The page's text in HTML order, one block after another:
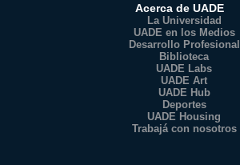
Acerca de UADE
La Universidad
UADE en los Medios
Desarrollo Profesional
Biblioteca
UADE Labs
UADE Art
UADE Hub
Deportes
UADE Housing
Trabajá con nosotros